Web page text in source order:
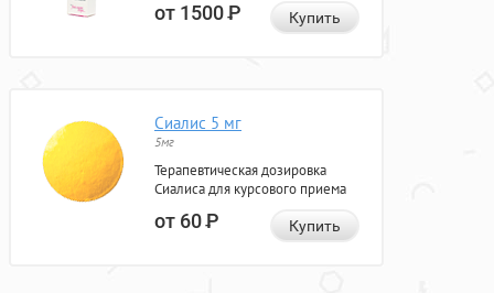
от 1500Р Купить
Сиалис 5 мг
5мг
Терапевтическая дозировка
Сиалиса для курсового приема
от 60Р Купить